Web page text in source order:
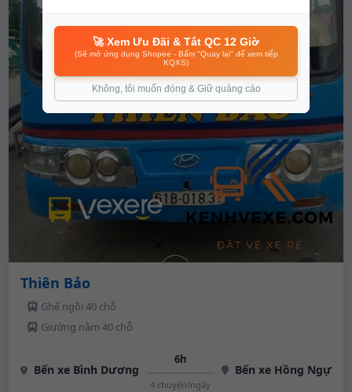
Thiên Bảo
Ghế ngồi 40 chỗ
Giường nằm 40 chỗ
Bến xe Bình Dương
6h
4 chuyến/ngày
Bến xe Hồng Ngự
🚀 Xem Ưu Đãi & Tắt QC 12 Giờ
(Sẽ mở ứng dụng Shopee - Bấm "Quay lại" để xem tiếp
KQXS)
Không, tôi muốn đóng & Giữ quảng cáo